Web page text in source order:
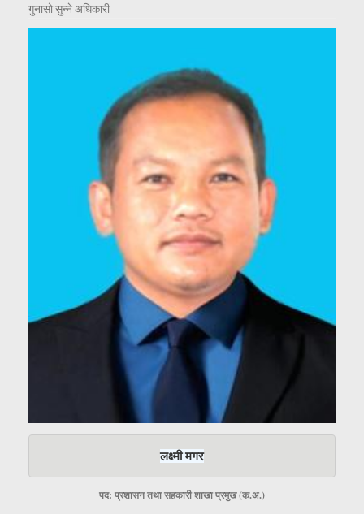
गुनासो सुन्ने अधिकारी
लक्ष्मी मगर
पद: प्रशासन तथा सहकारी शाखा प्रमुख (क.अ.)